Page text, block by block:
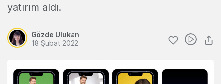
yatırım aldı.
Gözde Ulukan
18 Şubat 2022